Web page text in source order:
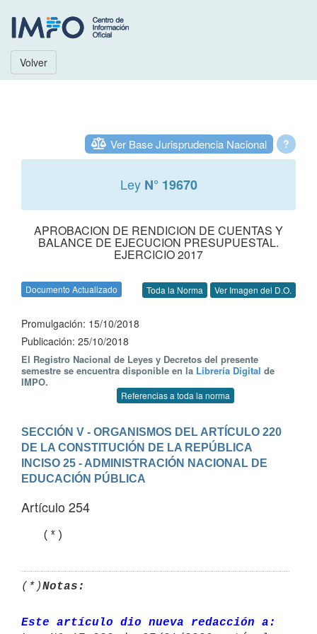
Volver
?
Ver Base Jurisprudencia Nacional
Ley N° 19670
APROBACION DE RENDICION DE CUENTAS Y
BALANCE DE EJECUCION PRESUPUESTAL.
EJERCICIO 2017
Documento Actualizado Toda la Norma Ver Imagen del D.O.
Promulgación: 15/10/2018
Publicación: 25/10/2018
El Registro Nacional de Leyes y Decretos del presente
semestre se encuentra disponible en la Librería Digital de
IMPO.
Referencias a toda la norma
SECCIÓN V - ORGANISMOS DEL ARTÍCULO 220
DE LA CONSTITUCIÓN DE LA REPÚBLICA
INCISO 25 - ADMINISTRACIÓN NACIONAL DE
EDUCACIÓN PÚBLICA
Artículo 254
(*)Notas:
Este artículo dio nueva redacción a: